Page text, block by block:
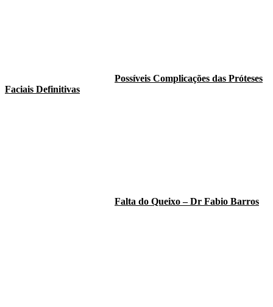
Possíveis Complicações das Próteses
Faciais Definitivas
Falta do Queixo – Dr Fabio Barros